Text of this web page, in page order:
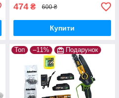
474 ₴ 600 ₴
Купити
Топ –11% Подарунок